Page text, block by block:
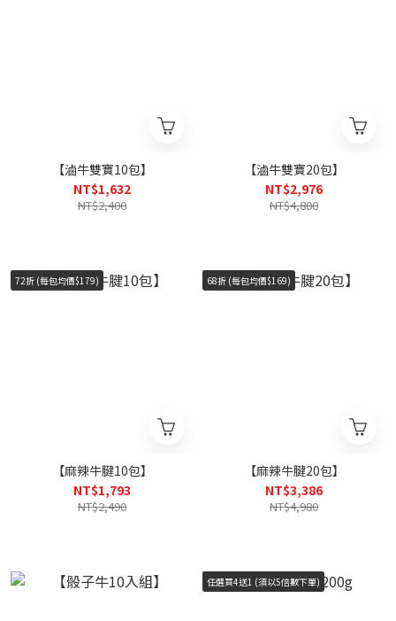
【滷牛雙寶10包】
NT$1,632
NT$2,400
【滷牛雙寶20包】
NT$2,976
NT$4,800
72折 (每包均價$179)
【麻辣牛腱10包】
NT$1,793
NT$2,490
68折 (每包均價$169)
【麻辣牛腱20包】
NT$3,386
NT$4,980
任選買4送1 (須以5倍數下單)